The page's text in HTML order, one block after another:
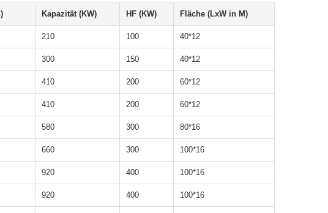
Kapazität (KW) HF (KW) Fläche (LxW in M)
210 100 40*12
300 150 40*12
410 200 60*12
410 200 60*12
580 300 80*16
660 300 100*16
920 400 100*16
920 400 100*16